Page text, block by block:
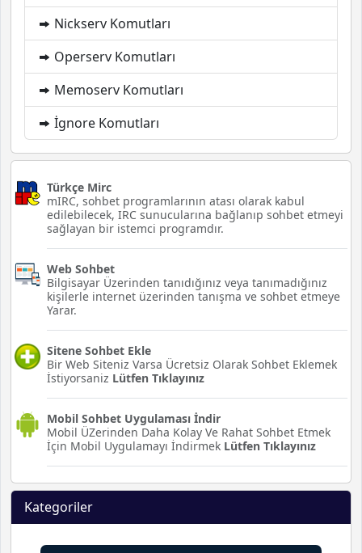
Nickserv Komutları
Operserv Komutları
Memoserv Komutları
İgnore Komutları
Türkçe Mirc
mIRC, sohbet programlarının atası olarak kabul
edilebilecek, IRC sunucularına bağlanıp sohbet etmeyi
sağlayan bir istemci programdır.
Web Sohbet
Bilgisayar Üzerinden tanıdığınız veya tanımadığınız
kişilerle internet üzerinden tanışma ve sohbet etmeye
Yarar.
Sitene Sohbet Ekle
Bir Web Siteniz Varsa Ücretsiz Olarak Sohbet Eklemek
İstiyorsaniz Lütfen Tıklayınız
Mobil Sohbet Uygulaması İndir
Mobil ÜZerinden Daha Kolay Ve Rahat Sohbet Etmek
İçin Mobil Uygulamayı İndirmek Lütfen Tıklayınız
Kategoriler